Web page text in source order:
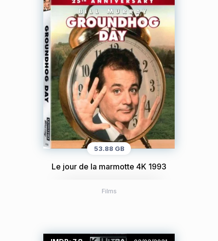
53.88 GB
Le jour de la marmotte 4K 1993
Films